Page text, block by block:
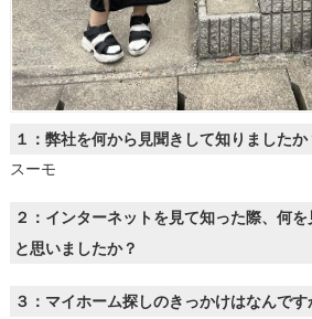
１：弊社を何から見聞きして知りましたか
スーモ
２：インターネットを見て知った際、何
と思いましたか？
３：マイホーム探しのきっかけはなんです